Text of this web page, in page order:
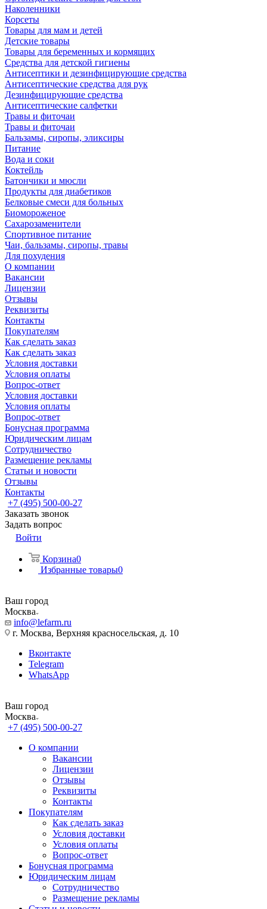
Наколенники
Корсеты
Товары для мам и детей
Детские товары
Товары для беременных и кормящих
Средства для детской гигиены
Антисептики и дезинфицирующие средства
Антисептические средства для рук
Дезинфицирующие средства
Антисептические салфетки
Травы и фиточаи
Травы и фиточаи
Бальзамы, сиропы, эликсиры
Питание
Вода и соки
Коктейль
Батончики и мюсли
Продукты для диабетиков
Белковые смеси для больных
Биомороженое
Сахарозаменители
Спортивное питание
Чаи, бальзамы, сиропы, травы
Для похудения
О компании
Вакансии
Лицензии
Отзывы
Реквизиты
Контакты
Покупателям
Как сделать заказ
Как сделать заказ
Условия доставки
Условия оплаты
Вопрос-ответ
Условия доставки
Условия оплаты
Вопрос-ответ
Бонусная программа
Юридическим лицам
Сотрудничество
Размещение рекламы
Статьи и новости
Отзывы
Контакты
+7 (495) 500-00-27
Заказать звонок
Задать вопрос
Войти
Корзина0
Избранные товары0
Ваш город
Москва
info@lefarm.ru
г. Москва, Верхняя красносельская, д. 10
Вконтакте
Telegram
WhatsApp
Ваш город
Москва
+7 (495) 500-00-27
О компании
Вакансии
Лицензии
Отзывы
Реквизиты
Контакты
Покупателям
Как сделать заказ
Условия доставки
Условия оплаты
Вопрос-ответ
Бонусная программа
Юридическим лицам
Сотрудничество
Размещение рекламы